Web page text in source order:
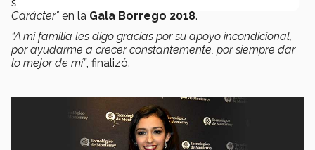
Carácter" en la Gala Borrego 2018.
“A mi familia les digo gracias por su apoyo incondicional,
por ayudarme a crecer constantemente, por siempre dar
lo mejor de mí”, finalizó.